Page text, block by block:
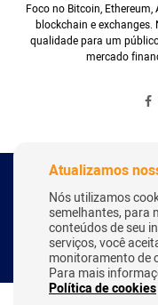
Foco no Bitcoin,
blockchain e
qualidade para um
mercado
Copyright
Atualizamos
Nós utilizamos
semelhantes, para
conteúdos de seu
serviços, você
monitoramento de
Para mais
Política de cookies